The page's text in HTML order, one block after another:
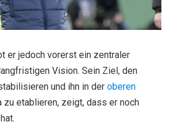
er jedoch vorerst ein zentraler
Vision. Sein Ziel, den
und ihn in der oberen
zu etablieren, zeigt, dass er noch